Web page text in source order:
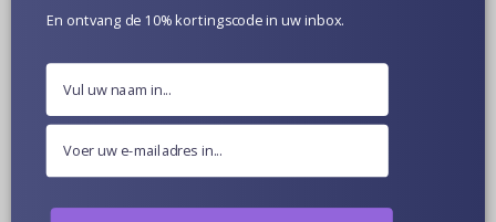
Meer informatie
Optionele Huidskleur
Poppen Van Dichtbij
En ontvang de 10% kortingscode in uw inbox.